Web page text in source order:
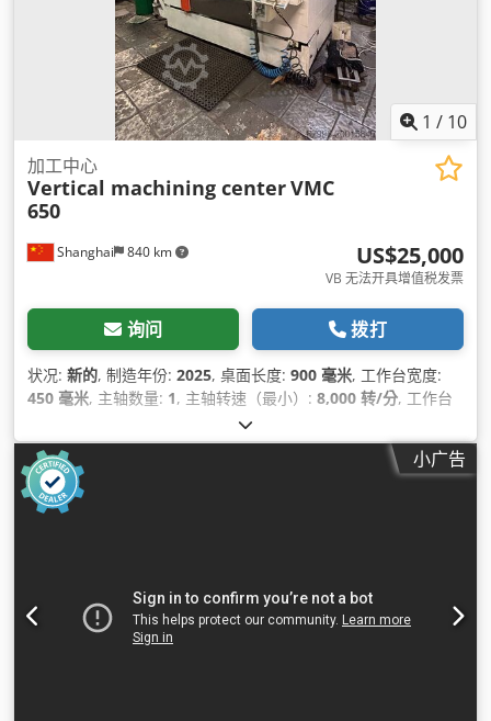
1 / 10
Shanghai 840 km
加工中心
Vertical machining centerVMC
650
US$25,000
VB 无法开具增值税发票
询问 拨打
状况: 新的, 制造年份: 2025, 桌面长度: 900 毫米, 工作台宽度:
450 毫米, 主轴数量: 1, 主轴转速（最小）: 8,000 转/分, 工作台
小广告